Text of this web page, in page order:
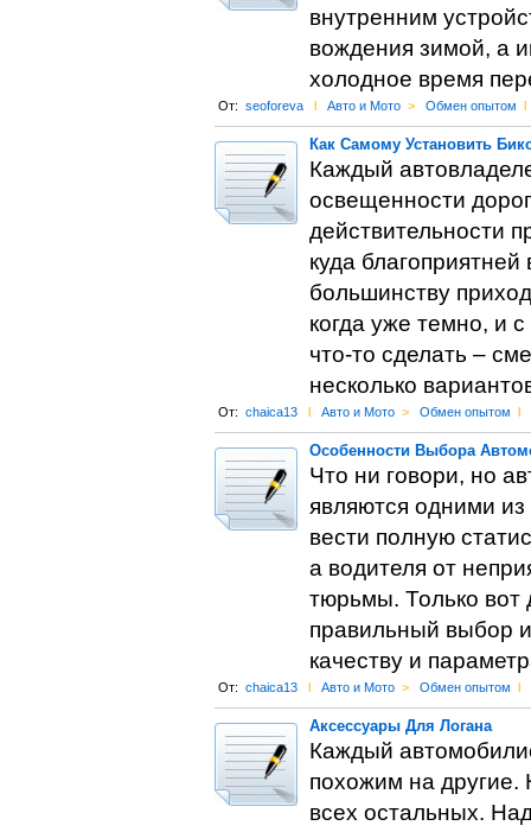
внутренним
вождения зимой, а
холодное время
От: seoforeva l Авто и Мото > Обмен опытом l
Как Самому Установить
Каждый
освещенности
действительности
куда
большинству
когда уже темно, и
что-то сделать –
несколько
От: chaica13 l Авто и Мото > Обмен опытом l
Особенности Выбора
Что ни говори, но
являются одними
вести полную
а водителя от
тюрьмы. Только вот
правильный выбор
качеству и
От: chaica13 l Авто и Мото > Обмен опытом l
Аксессуары Для Логана
Каждый
похожим на другие.
всех остальных.